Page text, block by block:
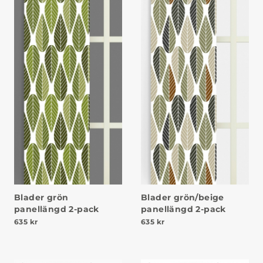
Blader grön
panellängd 2-pack
635 kr
Blader grön/beige
panellängd 2-pack
635 kr